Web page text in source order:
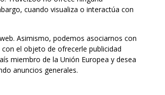
cuando visualiza o interactúa con
Asimismo, podemos asociarnos con
el objeto de ofrecerle publicidad
miembro de la Unión Europea y desea
anuncios generales.